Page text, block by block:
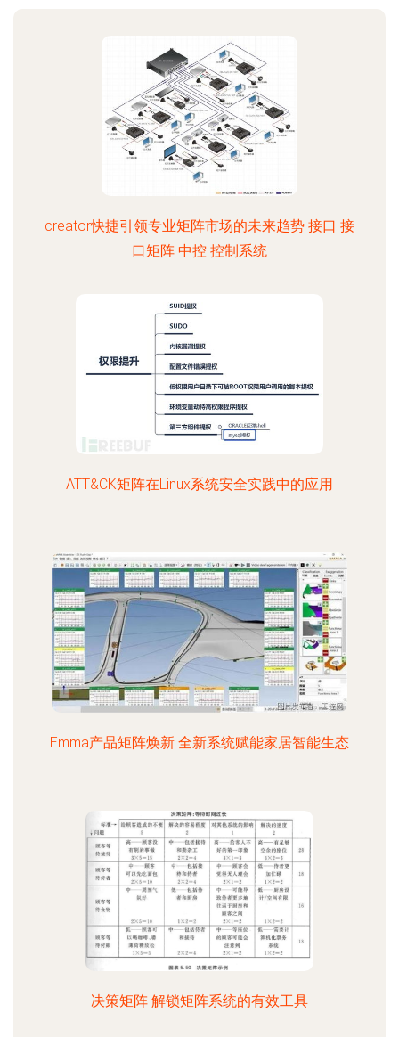
creator快捷引领专业矩阵市场的未来趋势 接口 接
口矩阵 中控 控制系统
ATT&CK矩阵在Linux系统安全实践中的应用
Emma产品矩阵焕新 全新系统赋能家居智能生态
决策矩阵 解锁矩阵系统的有效工具